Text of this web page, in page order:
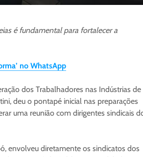
é fundamental para fortalecer a
no WhatsApp
dos Trabalhadores nas Indústrias de
deu o pontapé inicial nas preparações
uma reunião com dirigentes sindicais
envolveu diretamente os sindicatos dos